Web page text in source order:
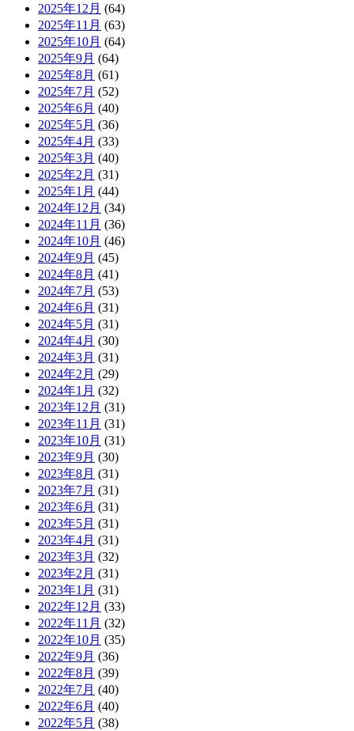
2025年12月 (64)
2025年11月 (63)
2025年10月 (64)
2025年9月 (64)
2025年8月 (61)
2025年7月 (52)
2025年6月 (40)
2025年5月 (36)
2025年4月 (33)
2025年3月 (40)
2025年2月 (31)
2025年1月 (44)
2024年12月 (34)
2024年11月 (36)
2024年10月 (46)
2024年9月 (45)
2024年8月 (41)
2024年7月 (53)
2024年6月 (31)
2024年5月 (31)
2024年4月 (30)
2024年3月 (31)
2024年2月 (29)
2024年1月 (32)
2023年12月 (31)
2023年11月 (31)
2023年10月 (31)
2023年9月 (30)
2023年8月 (31)
2023年7月 (31)
2023年6月 (31)
2023年5月 (31)
2023年4月 (31)
2023年3月 (32)
2023年2月 (31)
2023年1月 (31)
2022年12月 (33)
2022年11月 (32)
2022年10月 (35)
2022年9月 (36)
2022年8月 (39)
2022年7月 (40)
2022年6月 (40)
2022年5月 (38)